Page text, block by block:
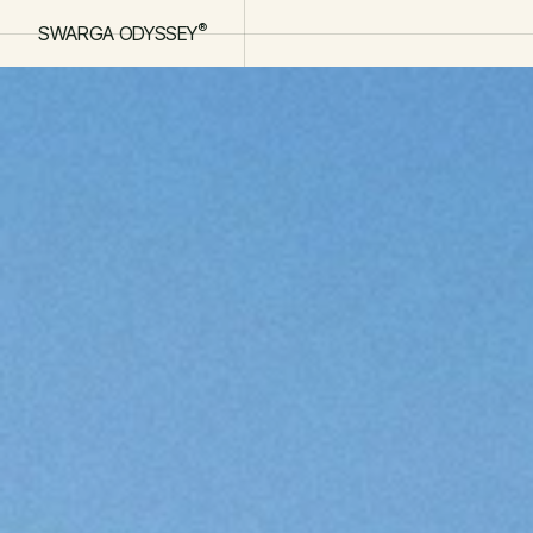
SWARGA ODYSSEY®
SWARGA ODYSSEY®